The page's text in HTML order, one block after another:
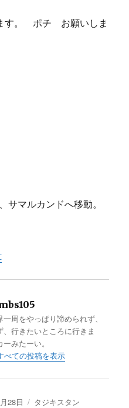
す。 ポチ お願いしま
サマルカンドへ移動。
周をやっぱり諦められず、
行きたいところに行きま
みたーい。
ての投稿を表示
28日
カ
タジキスタン